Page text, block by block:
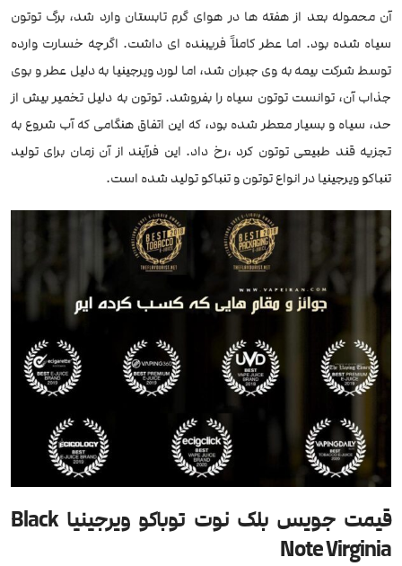
آن محموله بعد از هفته ها در هوای گرم تابستان وارد شد، برگ توتون
سیاه شده بود. اما عطر کاملاً فریبنده ای داشت. اگرچه خسارت وارده
توسط شرکت بیمه به وی جبران شد، اما لورد ویرجینیا به دلیل عطر و بوی
جذاب آن، توانست توتون سیاه را بفروشد. توتون به دلیل تخمیر بیش از
حد، سیاه و بسیار معطر شده بود، که این اتفاق هنگامی که آب شروع به
تجزیه قند طبیعی توتون کرد ،رخ داد. این فرآیند از آن زمان برای تولید
تنباکو ویرجینیا در انواع توتون و تنباکو تولید شده است.
قیمت جویس بلک نوت توباکو ویرجینیا Black
Note Virginia